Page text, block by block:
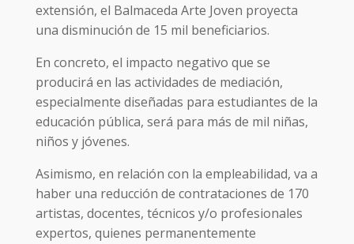
extensión, el Balmaceda Arte Joven proyecta
una disminución de 15 mil beneficiarios.
En concreto, el impacto negativo que se
producirá en las actividades de mediación,
especialmente diseñadas para estudiantes de la
educación pública, será para más de mil niñas,
niños y jóvenes.
Asimismo, en relación con la empleabilidad, va a
haber una reducción de contrataciones de 170
artistas, docentes, técnicos y/o profesionales
expertos, quienes permanentemente